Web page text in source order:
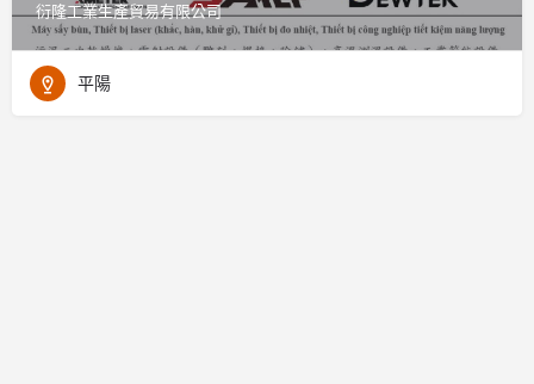
衍隆工業生產貿易有限公司
平陽